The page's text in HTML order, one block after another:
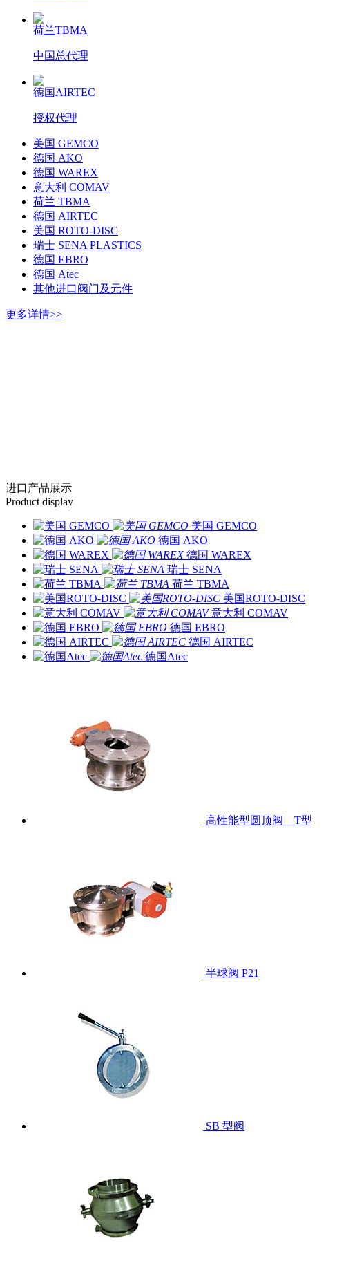
荷兰TBMA
中国总代理
德国AIRTEC
授权代理
美国 GEMCO
德国 AKO
德国 WAREX
意大利 COMAV
荷兰 TBMA
德国 AIRTEC
美国 ROTO-DISC
瑞士 SENA PLASTICS
德国 EBRO
德国 Atec
其他进口阀门及元件
更多详情>>
进口产品展示
Product display
美国 GEMCO
德国 AKO
德国 WAREX
瑞士 SENA
荷兰 TBMA
美国ROTO-DISC
意大利 COMAV
德国 EBRO
德国 AIRTEC
德国Atec
高性能型圆顶阀 T型
半球阀 P21
SB 型阀